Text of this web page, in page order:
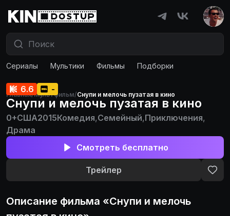
Сериалы Мультики Фильмы Подборки
Главная/Мультфильм/Снупи и мелочь пузатая в кино
6.6 -
Снупи и мелочь пузатая в кино
0+США2015Комедия,Семейный,Приключения,
Драма
Смотреть бесплатно
Трейлер
Описание фильма «Снупи и мелочь